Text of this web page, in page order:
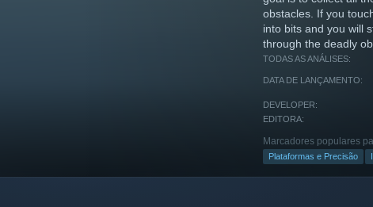
obstacles. If you
into bits and you will
through the deadly
TODAS AS ANÁLISES:
DATA DE LANÇAMENTO:
DEVELOPER:
EDITORA:
Marcadores populares
Plataformas e Precisão